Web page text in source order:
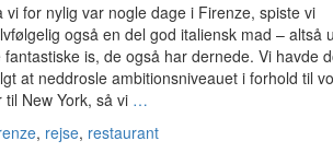
vi for nylig var nogle dage i Firenze, spiste vi
også en del god italiensk mad – altså
fantastiske is, de også har dernede. Vi havde
at neddrosle ambitionsniveauet i forhold til
til New York, så vi …
, rejse, restaurant